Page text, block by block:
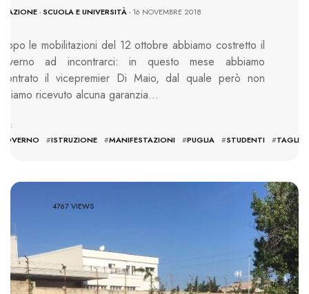
-SCUOLA E UNIVERSITÀ- 16 NOVEMBRE 2018
le mobilitazioni del 12 ottobre abbiamo costretto il
ad incontrarci: in questo mese abbiamo
il vicepremier Di Maio, dal quale però non
ricevuto alcuna garanzia…
#ISTRUZIONE #MANIFESTAZIONI #PUGLIA #STUDENTI #TAGLI
4767 VIEWS